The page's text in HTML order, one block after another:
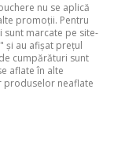
nu se aplică
promoții. Pentru
marcate pe site-
și au afișat prețul
cumpărături sunt
aflate în alte
produselor neaflate